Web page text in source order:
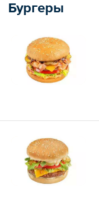
Бургеры